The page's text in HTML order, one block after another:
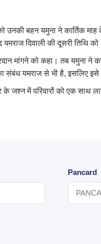
बहन यमुना ने कार्तिक माह
दिवाली की दूसरी तिथि
मांगने को कहा। तब यमुना ने
यमराज से भी है, इसलिए इसे
के जश्न में परिवारों को एक साथ
Pancard